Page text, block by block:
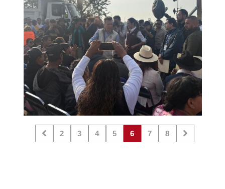
2 3 4 5 6 7 8